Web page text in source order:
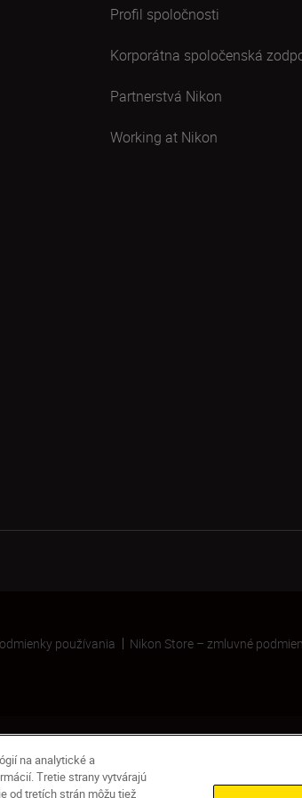
Profil spoločnosti
Korporátna spoločenská
Partnerstvá Nikon
Working at Nikon
používania Nikon Store – zmluvné
na analytické a
Tretie strany vytvárajú
od tretích strán môžu tiež